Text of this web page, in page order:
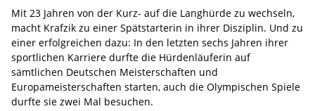
Mit 23 Jahren von der Kurz- auf die Langhürde zu wechseln,
macht Krafzik zu einer Spätstarterin in ihrer Disziplin. Und zu
einer erfolgreichen dazu: In den letzten sechs Jahren ihrer
sportlichen Karriere durfte die Hürdenläuferin auf
sämtlichen Deutschen Meisterschaften und
Europameisterschaften starten, auch die Olympischen Spiele
durfte sie zwei Mal besuchen.